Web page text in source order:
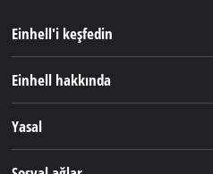
Einhell'i keşfedin
Hizmetler
Einhell hakkında
Yasal